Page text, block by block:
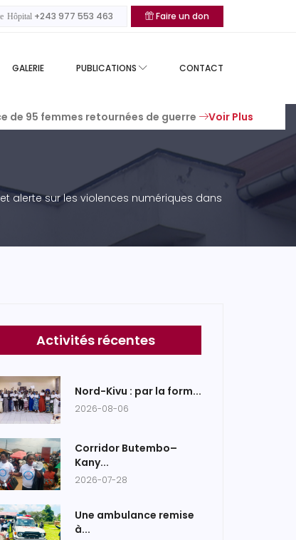
Hôpital +243 977 553 463 Faire un don
GALERIE PUBLICATIONS CONTACT
de 95 femmes retournées de guerre Voir Plus
alerte sur les violences numériques dans
Activités récentes
Nord-Kivu : par la form...
2026-08-06
Corridor Butembo–
Kany...
2026-07-28
Une ambulance remise
à...